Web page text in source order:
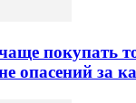
покупать
опасений за